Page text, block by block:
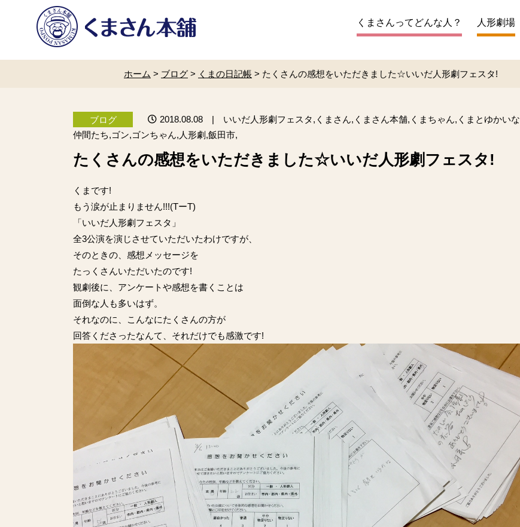
人形劇場
くまさんってどんな人？
ホーム > ブログ > くまの日記帳 > たくさんの感想をいただきました☆いいだ人形劇フェスタ!
ブログ 2018.08.08 | いいだ人形劇フェスタ,くまさん,くまさん本舗,くまちゃん,くまとゆかいな
仲間たち,ゴン,ゴンちゃん,人形劇,飯田市,
たくさんの感想をいただきました☆いいだ人形劇フェスタ!
くまです!
もう涙が止まりません!!!(TーT)
「いいだ人形劇フェスタ 」
全3公演を演じさせていただいたわけですが、
そのときの、感想メッセージを
たっくさんいただいたのです!
観劇後に、アンケートや感想を書くことは
面倒な人も多いはず。
それなのに、こんなにたくさんの方が
回答くださったなんて、それだけでも感激です!